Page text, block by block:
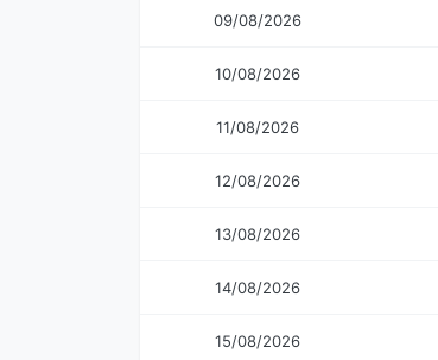
09/08/2026
10/08/2026
11/08/2026
12/08/2026
13/08/2026
14/08/2026
15/08/2026